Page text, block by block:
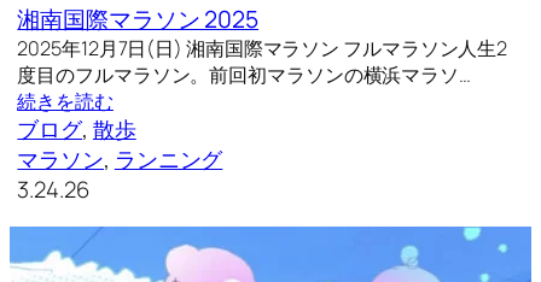
湘南国際マラソン 2025
2025年12月7日(日) 湘南国際マラソン フルマラソン人生2
度目のフルマラソン。前回初マラソンの横浜マラソ…
続きを読む
ブログ, 散歩
マラソン, ランニング
3.24.26